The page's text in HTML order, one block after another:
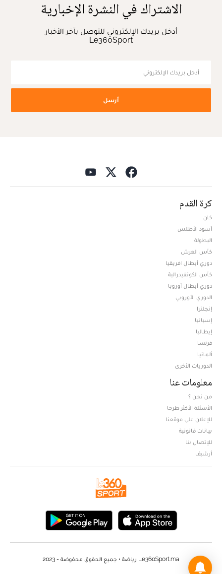
الاشتراك في النشرة الإخبارية
أدخل بريدك الإلكتروني للتوصل بآخر الأخبار
Le360Sport
أرسل
كرة القدم
كان
أسود الأطلس
البطولة
كأس العرش
دوري أبطال افريقيا
كأس الكونفيدرالية
دوري أبطال أوروبا
الدوري الأوروبي
إنجلترا
إسبانيا
إيطاليا
فرنسا
ألمانيا
الدوريات الأخرى
معلومات عنا
من نحن ؟
الأسئلة الأكثر طرحا
للإعلان على موقعنا
بيانات قانونية
للإتصال بنا
أرشيف
Le360Sport.ma رياضة • جميع الحقوق محفوضة - 2023